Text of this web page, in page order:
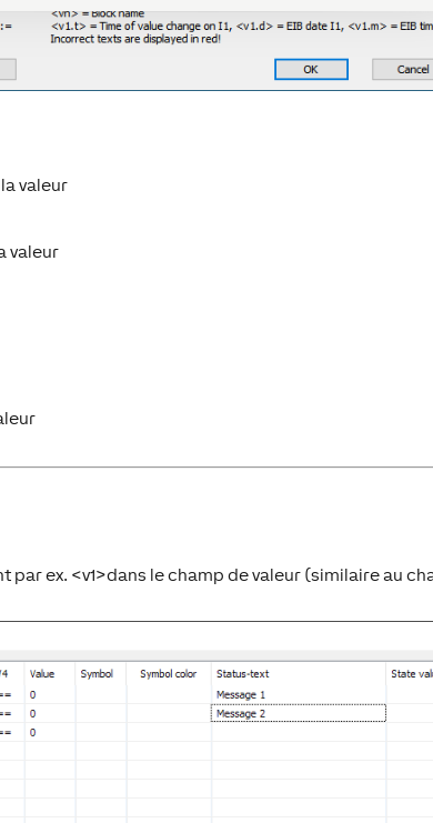
valeur
valeur
ex. <v1>dans le champ de valeur (similaire au